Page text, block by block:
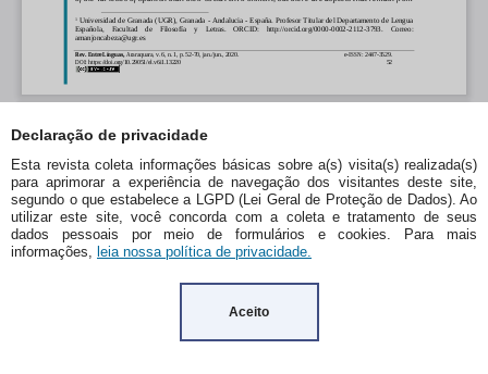
Declaração de privacidade
Esta revista coleta informações básicas sobre a(s) visita(s) realizada(s)
para aprimorar a experiência de navegação dos visitantes deste site,
segundo o que estabelece a LGPD (Lei Geral de Proteção de Dados). Ao
utilizar este site, você concorda com a coleta e tratamento de seus
dados pessoais por meio de formulários e cookies. Para mais
informações, leia nossa política de privacidade.
Aceito